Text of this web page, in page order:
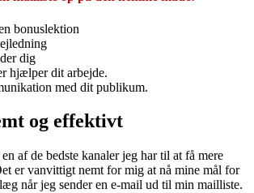
bonuslektion
dig
hjælper dit arbejde.
med dit publikum.
og effektivt
af de bedste kanaler jeg har til at få mere
er vanvittigt nemt for mig at nå mine mål for
når jeg sender en e-mail ud til min mailliste.